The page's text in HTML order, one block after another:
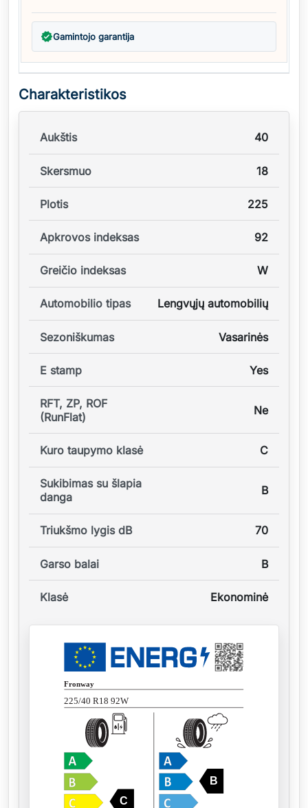
verifiedGamintojo garantija
Charakteristikos
Aukštis 40
Skersmuo 18
Plotis 225
Apkrovos indeksas 92
Greičio indeksas W
Automobilio tipas Lengvųjų automobilių
Sezoniškumas Vasarinės
E stamp Yes
RFT, ZP, ROF
(RunFlat)
Ne
Kuro taupymo klasė C
Sukibimas su šlapia
danga
B
Triukšmo lygis dB 70
Garso balai B
Klasė Ekonominė
Fronway
225/40 R18 92W
C
B